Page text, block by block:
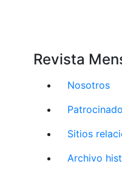
Revista
Nosotros
Sitios
Archivo